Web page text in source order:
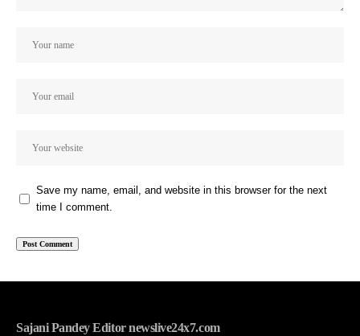
Save my name, email, and website in this browser for the next
time I comment.
Sajani Pandey Editor newslive24x7.com